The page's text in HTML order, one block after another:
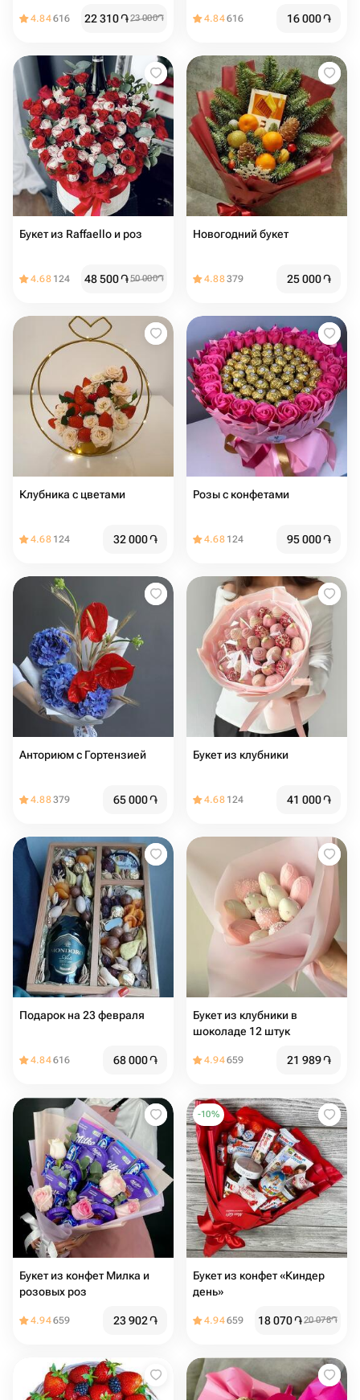
4.84616 22 310֏23 000֏ 4.84616 16 000֏
Букет из Raffaello и роз
4.68 124 48 500֏50 000֏
Новогодний букет
4.88379 25 000֏
Клубника с цветами
4.68 124 32 000֏
Розы с конфетами
4.68 124 95 000֏
Анториюм с Гортензией
4.88379 65 000֏
Букет из клубники
4.68 124 41 000֏
Подарок на 23 февраля
4.84616 68 000֏
Букет из клубники в
шоколаде 12 штук
4.94659 21 989֏
Букет из конфет Милка и
розовых роз
4.94659 23 902֏
-10%
Букет из конфет «Киндер
день»
4.94659 18 070֏20 078֏